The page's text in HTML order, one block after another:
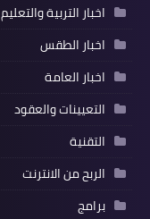
اخبار التربية والتعليم
اخبار الطقس
اخبار العامة
التعيينات والعقود
التقنية
الربح من الانترنت
برامج